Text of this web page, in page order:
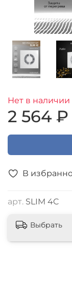
В
арт. SLIM 4C
Нет в наличии
2 564 ₽
Выбрать